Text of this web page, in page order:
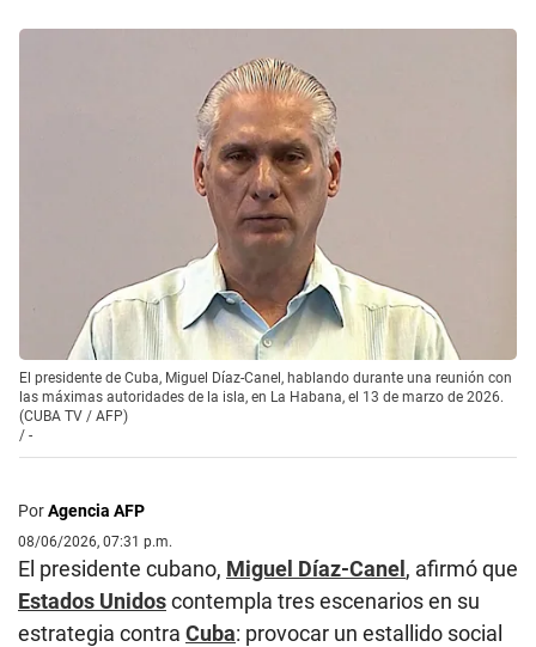
El presidente de Cuba, Miguel Díaz-Canel, hablando durante una reunión con
las máximas autoridades de la isla, en La Habana, el 13 de marzo de 2026.
(CUBA TV / AFP)
/ -
PorAgencia AFP
08/06/2026, 07:31 p.m.
El presidente cubano, Miguel Díaz-Canel, afirmó que
Estados Unidoscontempla tres escenarios en su
estrategia contra Cuba: provocar un estallido social